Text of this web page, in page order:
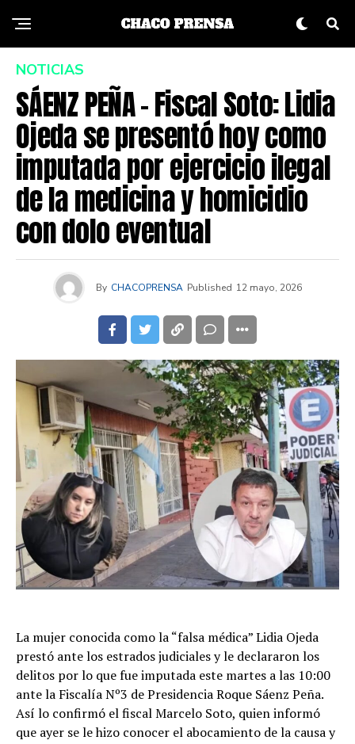
NOTICIAS
SÁENZ PEÑA – Fiscal Soto: Lidia
Ojeda se presentó hoy como
imputada por ejercicio ilegal
de la medicina y homicidio
con dolo eventual
By CHACOPRENSA Published 12 mayo, 2026
La mujer conocida como la “falsa médica” Lidia Ojeda
prestó ante los estrados judiciales y le declararon los
delitos por lo que fue imputada este martes a las 10:00
ante la Fiscalía Nº3 de Presidencia Roque Sáenz Peña.
Así lo confirmó el fiscal Marcelo Soto, quien informó
que ayer se le hizo conocer el abocamiento de la causa y